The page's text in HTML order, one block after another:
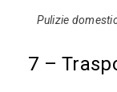
Pulizie
7 –